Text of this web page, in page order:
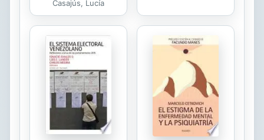
Casajús, Lucía